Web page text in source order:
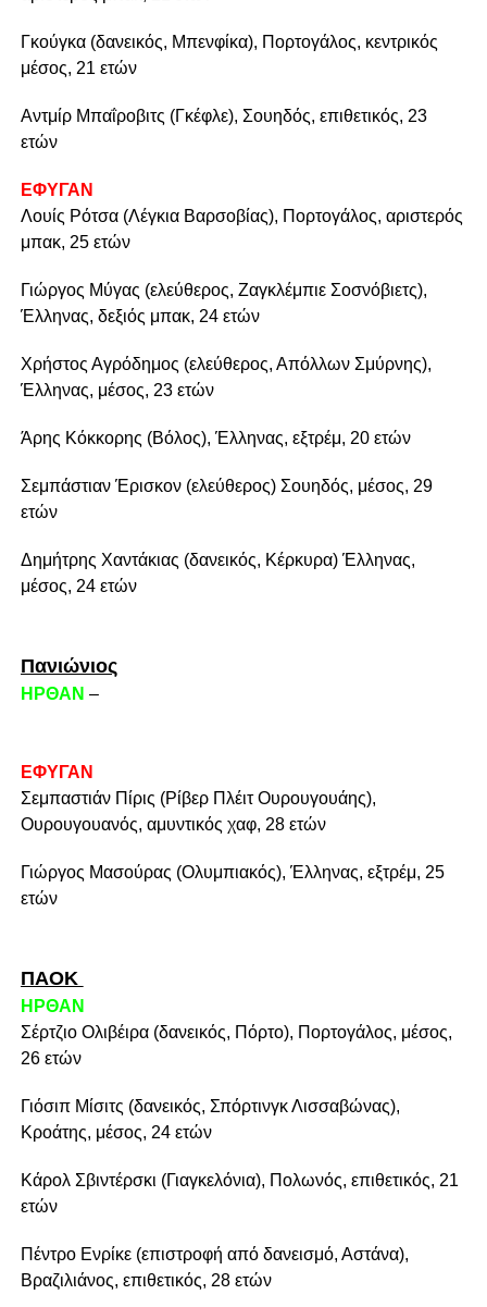
Γκούγκα (δανεικός, Μπενφίκα), Πορτογάλος, κεντρικός
μέσος, 21 ετών
Αντμίρ Μπαΐροβιτς (Γκέφλε), Σουηδός, επιθετικός, 23
ετών
ΕΦΥΓΑΝ
Λουίς Ρότσα (Λέγκια Βαρσοβίας), Πορτογάλος, αριστερός
μπακ, 25 ετών
Γιώργος Μύγας (ελεύθερος, Ζαγκλέμπιε Σοσνόβιετς),
Έλληνας, δεξιός μπακ, 24 ετών
Χρήστος Αγρόδημος (ελεύθερος, Απόλλων Σμύρνης),
Έλληνας, μέσος, 23 ετών
Άρης Κόκκορης (Βόλος), Έλληνας, εξτρέμ, 20 ετών
Σεμπάστιαν Έρισκον (ελεύθερος) Σουηδός, μέσος, 29
ετών
Δημήτρης Χαντάκιας (δανεικός, Κέρκυρα) Έλληνας,
μέσος, 24 ετών
Πανιώνιος
ΗΡΘΑΝ –
ΕΦΥΓΑΝ
Σεμπαστιάν Πίρις (Ρίβερ Πλέιτ Ουρουγουάης),
Ουρουγουανός, αμυντικός χαφ, 28 ετών
Γιώργος Μασούρας (Ολυμπιακός), Έλληνας, εξτρέμ, 25
ετών
ΠΑΟΚ
ΗΡΘΑΝ
Σέρτζιο Ολιβέιρα (δανεικός, Πόρτο), Πορτογάλος, μέσος,
26 ετών
Γιόσιπ Μίσιτς (δανεικός, Σπόρτινγκ Λισσαβώνας),
Κροάτης, μέσος, 24 ετών
Κάρολ Σβιντέρσκι (Γιαγκελόνια), Πολωνός, επιθετικός, 21
ετών
Πέντρο Ενρίκε (επιστροφή από δανεισμό, Αστάνα),
Βραζιλιάνος, επιθετικός, 28 ετών